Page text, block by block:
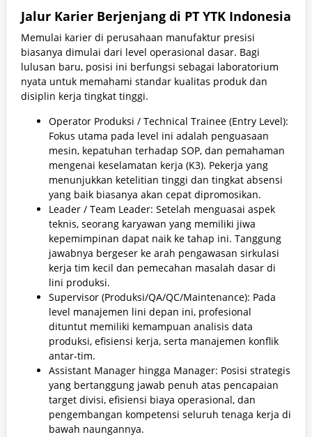
Jalur Karier Berjenjang di PT YTK Indonesia
Memulai karier di perusahaan manufaktur presisi
biasanya dimulai dari level operasional dasar. Bagi
lulusan baru, posisi ini berfungsi sebagai laboratorium
nyata untuk memahami standar kualitas produk dan
disiplin kerja tingkat tinggi.
Operator Produksi / Technical Trainee (Entry Level):
Fokus utama pada level ini adalah penguasaan
mesin, kepatuhan terhadap SOP, dan pemahaman
mengenai keselamatan kerja (K3). Pekerja yang
menunjukkan ketelitian tinggi dan tingkat absensi
yang baik biasanya akan cepat dipromosikan.
Leader / Team Leader: Setelah menguasai aspek
teknis, seorang karyawan yang memiliki jiwa
kepemimpinan dapat naik ke tahap ini. Tanggung
jawabnya bergeser ke arah pengawasan sirkulasi
kerja tim kecil dan pemecahan masalah dasar di
lini produksi.
Supervisor (Produksi/QA/QC/Maintenance): Pada
level manajemen lini depan ini, profesional
dituntut memiliki kemampuan analisis data
produksi, efisiensi kerja, serta manajemen konflik
antar-tim.
Assistant Manager hingga Manager: Posisi strategis
yang bertanggung jawab penuh atas pencapaian
target divisi, efisiensi biaya operasional, dan
pengembangan kompetensi seluruh tenaga kerja di
bawah naungannya.